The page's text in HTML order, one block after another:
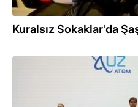
Kuralsız Sokaklar'da